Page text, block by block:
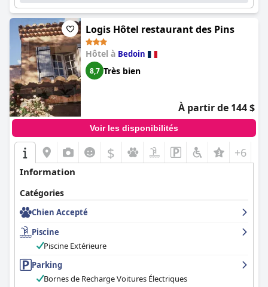
Logis Hôtel restaurant des Pins
Hôtel à Bedoin
8,7 Très bien
À partir de 144 $
Voir les disponibilités
$ +6
Information
Catégories
Chien Accepté
Piscine
Piscine Extérieure
Parking
Bornes de Recharge Voitures Électriques